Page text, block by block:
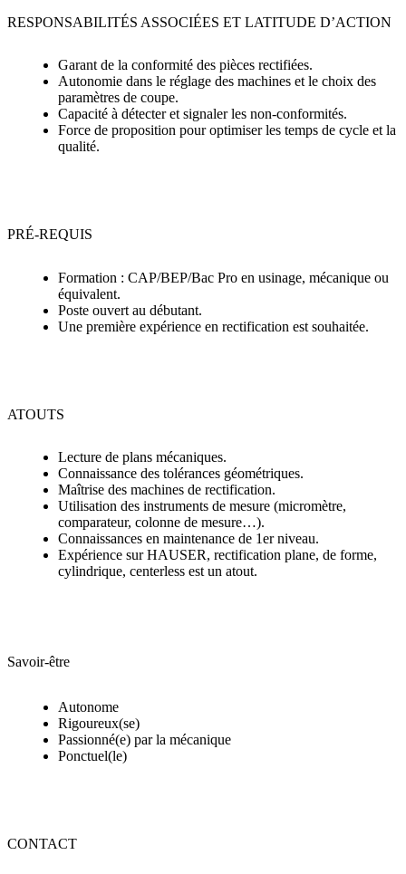
RESPONSABILITÉS ASSOCIÉES ET LATITUDE D’ACTION
Garant de la conformité des pièces rectifiées.
Autonomie dans le réglage des machines et le choix des
paramètres de coupe.
Capacité à détecter et signaler les non-conformités.
Force de proposition pour optimiser les temps de cycle et la
qualité.
PRÉ-REQUIS
Formation : CAP/BEP/Bac Pro en usinage, mécanique ou
équivalent.
Poste ouvert au débutant.
Une première expérience en rectification est souhaitée.
ATOUTS
Lecture de plans mécaniques.
Connaissance des tolérances géométriques.
Maîtrise des machines de rectification.
Utilisation des instruments de mesure (micromètre,
comparateur, colonne de mesure…).
Connaissances en maintenance de 1er niveau.
Expérience sur HAUSER, rectification plane, de forme,
cylindrique, centerless est un atout.
Savoir-être
Autonome
Rigoureux(se)
Passionné(e) par la mécanique
Ponctuel(le)
CONTACT